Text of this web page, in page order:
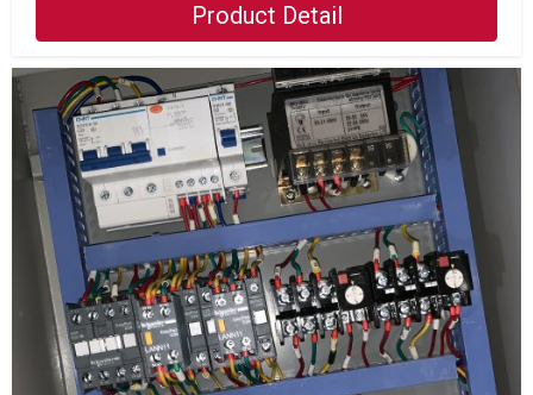
Product Detail